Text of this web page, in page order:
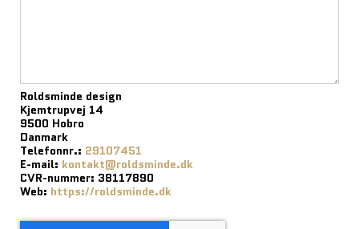
Roldsminde design
Kjemtrupvej 14
9500 Hobro
Danmark
Telefonnr.: 29107451
E-mail: kontakt@roldsminde.dk
CVR-nummer: 38117890
Web: https://roldsminde.dk